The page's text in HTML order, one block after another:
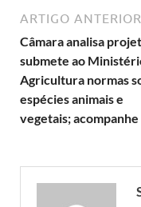
ARTIGO ANTERIOR
Câmara analisa
submete ao
Agricultura normas
espécies animais e
vegetais; acompanhe